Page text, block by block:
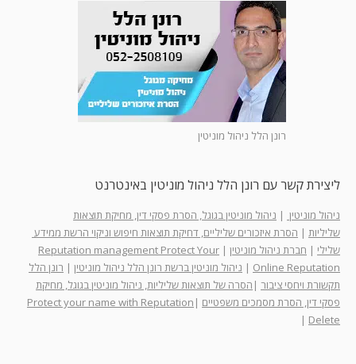
רונן הלל ניהול מוניטין
ליצירת קשר עם רונן הלל ניהול מוניטין באינטרנט
ניהול מוניטין | ניהול מוניטין בגוגל, הסרת פסקי דין, מחיקת תוצאות
שליליות | הסרת איזכורים שליליים, דחיקת תוצאות חיפוש וניקוי הרשת ממידע
שלילי | חברת ניהול מוניטין |
Reputation management Protect Your
Online Reputation
| ניהול מוניטין ברשת רונן הלל ניהול מוניטין | רונן הלל
תקשורת ויחסי ציבור | הסרה של תוצאות שליליות, ניהול מוניטין בגוגל, מחיקת
פסקי דין, הסרת מסמכים משפטיים |
Protect your name with Reputation
Delete
|